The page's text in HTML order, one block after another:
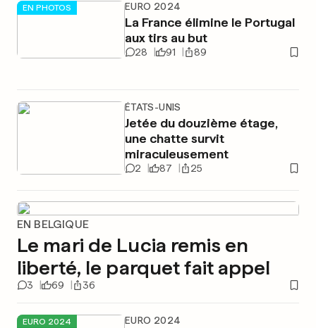
EN PHOTOS EURO 2024
La France élimine le Portugal
aux tirs au but
28 91 89
ÉTATS-UNIS
Jetée du douzième étage,
une chatte survit
miraculeusement
2 87 25
EN BELGIQUE
Le mari de Lucia remis en
liberté, le parquet fait appel
3 69 36
EURO 2024 EURO 2024